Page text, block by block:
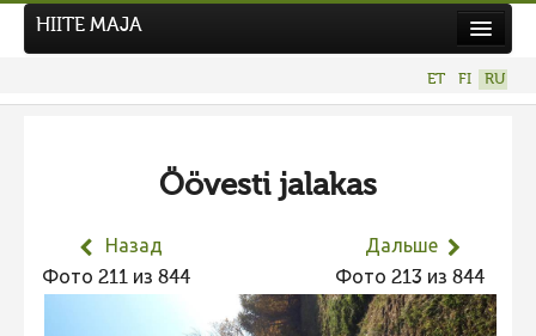
Hiite kuvavõistlus 2026
Фотоконкурс 2025
Не учитываются 2025
HIITE MAJA
ET FI RU
Öövesti jalakas
Назад
Фото 211 из 844
Дальше
Фото 213 из 844